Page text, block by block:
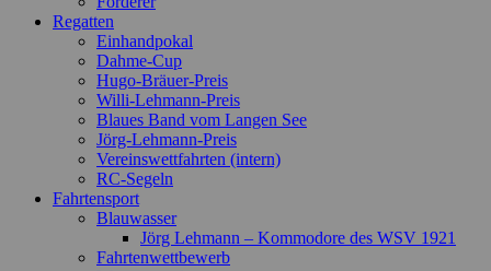
Regatten
Einhandpokal
Dahme-Cup
Hugo-Bräuer-Preis
Willi-Lehmann-Preis
Blaues Band vom Langen See
Jörg-Lehmann-Preis
Vereinswettfahrten (intern)
RC-Segeln
Fahrtensport
Blauwasser
Jörg Lehmann – Kommodore des WSV 1921
Fahrtenwettbewerb